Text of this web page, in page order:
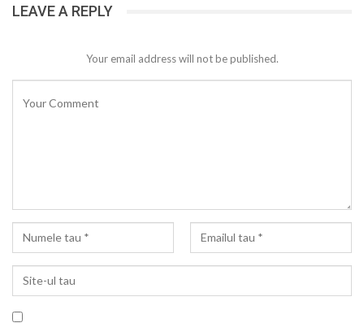
LEAVE A REPLY
Your email address will not be published.